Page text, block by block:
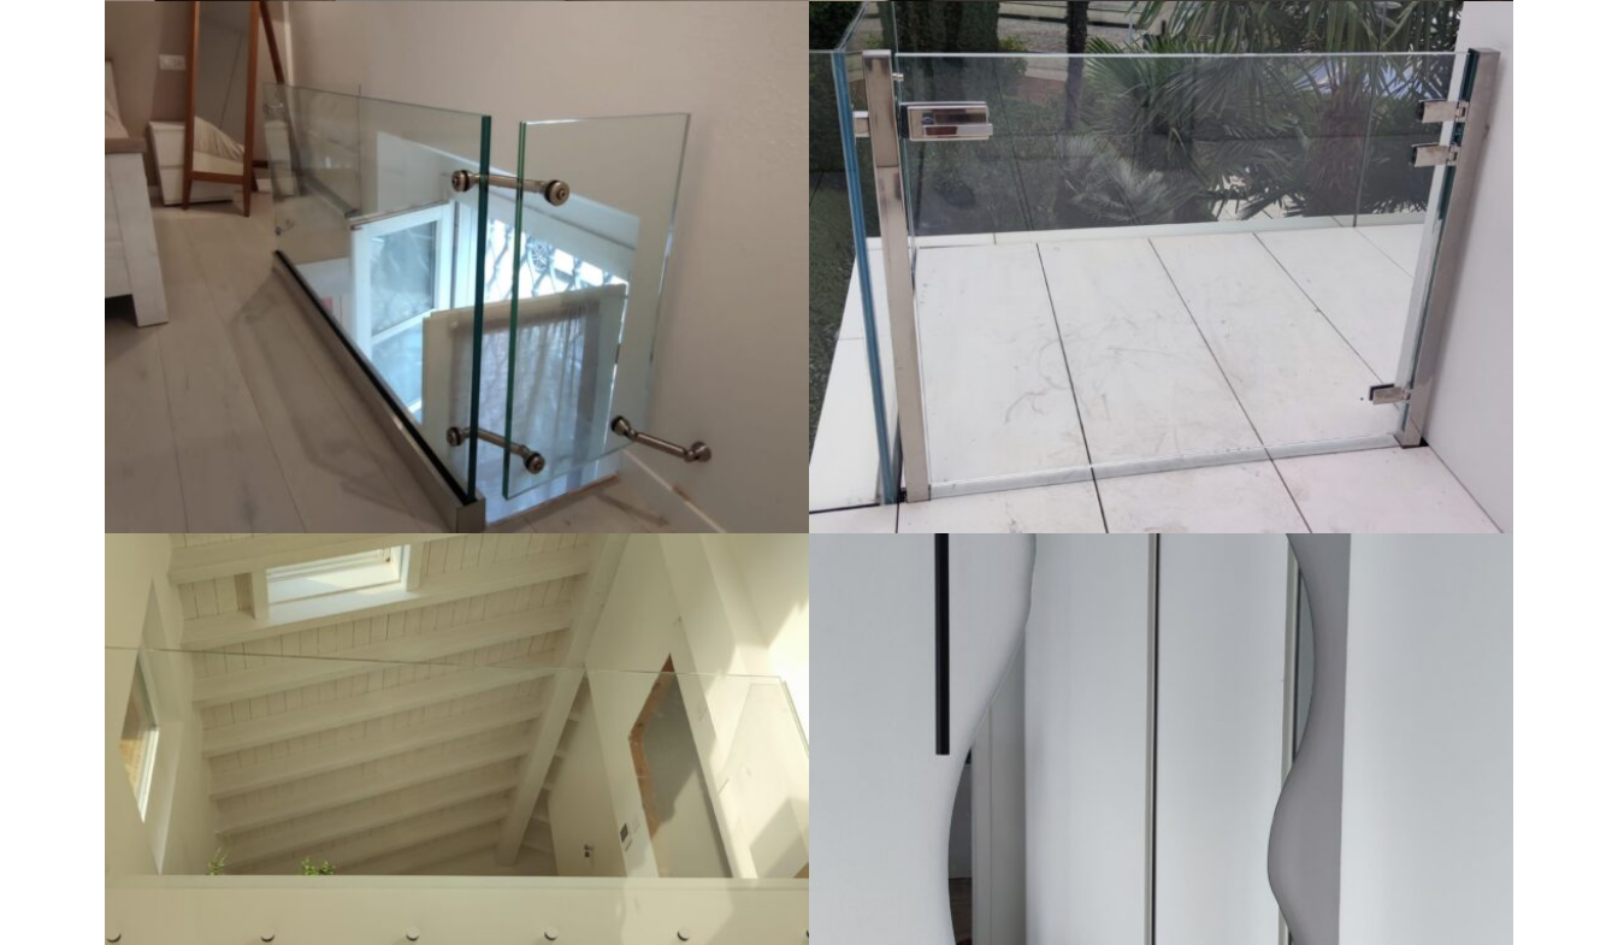
Ringhiera in vetro Cancelletto in Cristallo
Parapetto in cristallo San Genesio